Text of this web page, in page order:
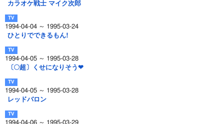
カラオケ戦士 マイク次郎
1994-04-04 ～ 1995-03-24
ひとりでできるもん!
1994-04-05 ～ 1995-03-28
〔○超〕くせになりそう❤
1994-04-05 ～ 1995-03-28
レッドバロン